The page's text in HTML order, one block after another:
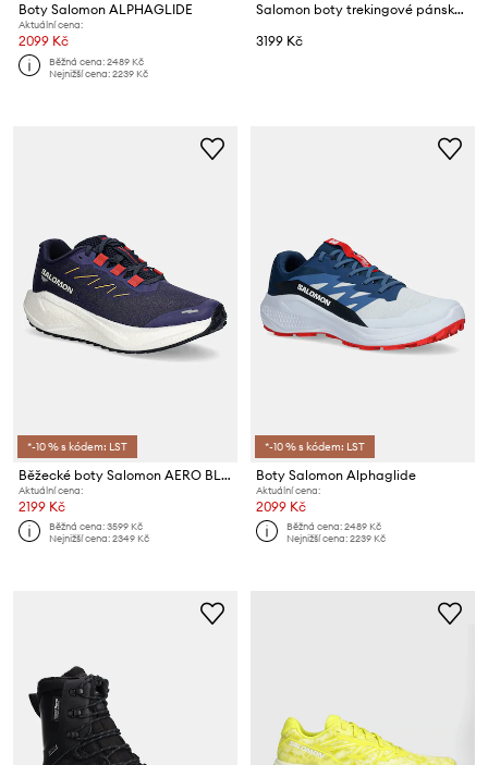
Boty Salomon ALPHAGLIDE
Aktuální cena:
2099 Kč
Běžná cena:2489 Kč
Nejnižší cena:2239 Kč
Salomon boty trekingové pánské X-ADVENTURE RECON GTX
3199 Kč
*-10 % s kódem: LST
Běžecké boty Salomon AERO BLAZE 3 GRVL
Aktuální cena:
2199 Kč
Běžná cena:3599 Kč
Nejnižší cena:2349 Kč
*-10 % s kódem: LST
Boty Salomon Alphaglide
Aktuální cena:
2099 Kč
Běžná cena:2489 Kč
Nejnižší cena:2239 Kč